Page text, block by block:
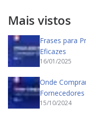
Mais vistos
Frases para
Eficazes
16/01/2025
Onde
Fornecedores
15/10/2024